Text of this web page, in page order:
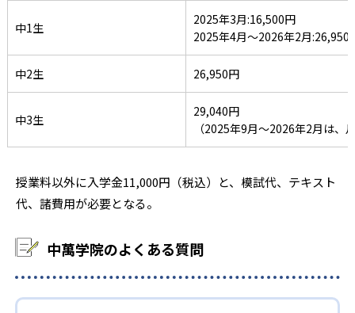
七里ガ浜 -
湘南 - 茅ケ崎北陵 -
- - -
-
平塚江南 - 足柄 -
小田原 -
有馬 - 海老名 -
中1生
2025年3月:16,500円
2025年4月～2026年2月:26,950
中2生 26,950円
中3生
29,040円
（2025年9月～2026年2月は
授業料以外に入学金11,000円（税込）と、模試代、テキスト
代、諸費用が必要となる。
中萬学院のよくある質問